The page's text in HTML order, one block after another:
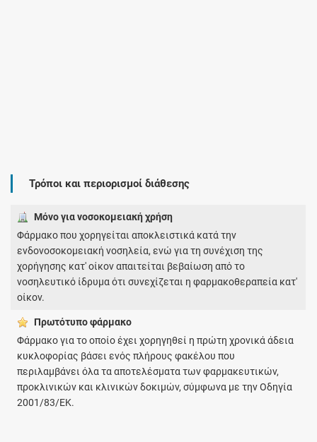
Τρόποι και περιορισμοί διάθεσης
Μόνο για νοσοκομειακή χρήση
Φάρμακο που χορηγείται αποκλειστικά κατά την
ενδονοσοκομειακή νοσηλεία, ενώ για τη συνέχιση της
χορήγησης κατ' οίκον απαιτείται βεβαίωση από το
νοσηλευτικό ίδρυμα ότι συνεχίζεται η φαρμακοθεραπεία κατ'
οίκον.
Πρωτότυπο φάρμακo
Φάρμακο για το οποίο έχει χορηγηθεί η πρώτη χρονικά άδεια
κυκλοφορίας βάσει ενός πλήρους φακέλου που
περιλαμβάνει όλα τα αποτελέσματα των φαρμακευτικών,
προκλινικών και κλινικών δοκιμών, σύμφωνα με την Οδηγία
2001/83/ΕΚ.